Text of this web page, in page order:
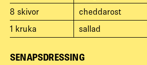
8 skivor
cheddarost
1 kruka sallad
SENAPSDRESSING